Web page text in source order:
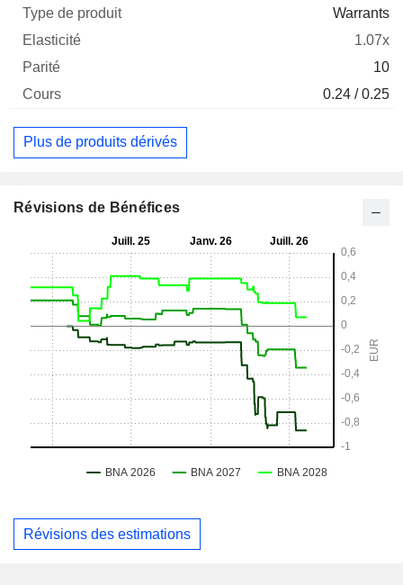
Warrants
1.07x
10
0.24 / 0.25
Plus de produits dérivés
Révisions de Bénéfices
Révisions des estimations